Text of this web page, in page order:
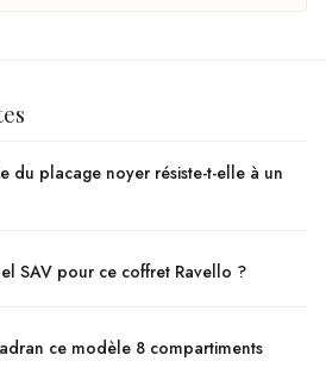
du placage noyer résiste-t-elle à un
SAV pour ce coffret Ravello ?
ce modèle 8 compartiments